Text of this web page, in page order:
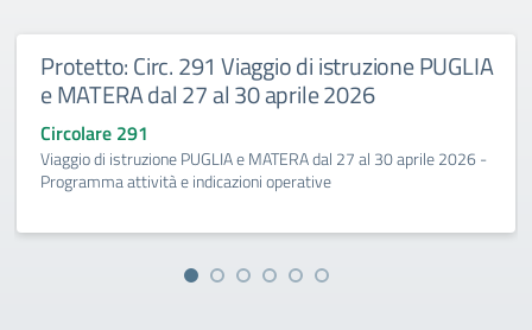
Protetto: Circ. 291 Viaggio di istruzione PUGLIA
e MATERA dal 27 al 30 aprile 2026
Circolare 291
Viaggio di istruzione PUGLIA e MATERA dal 27 al 30 aprile 2026 -
Programma attività e indicazioni operative